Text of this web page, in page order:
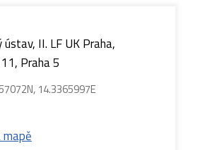
II. LF UK Praha,
Praha 5
14.3365997E